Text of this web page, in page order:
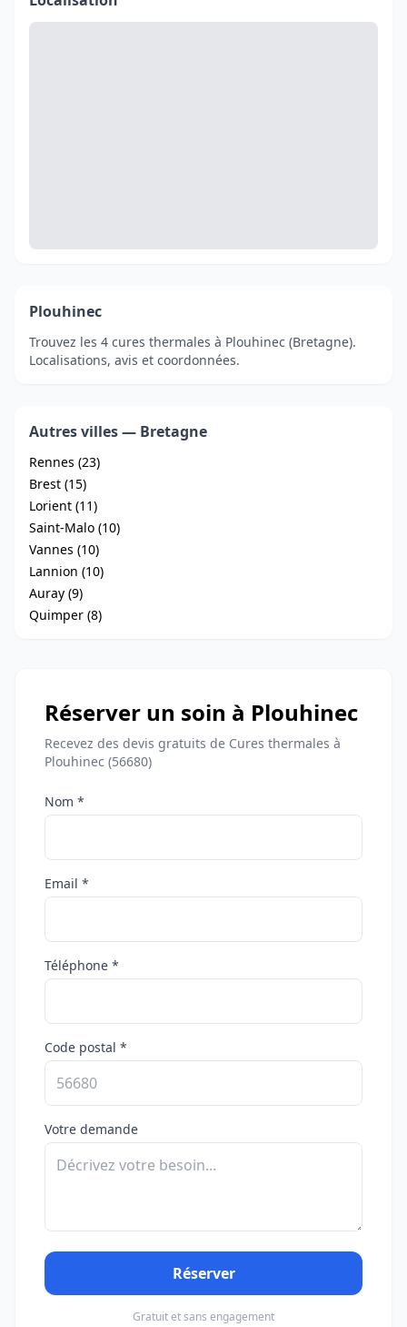
Plouhinec
Trouvez les 4 cures thermales à Plouhinec (Bretagne).
Localisations, avis et coordonnées.
Autres villes — Bretagne
Rennes (23)
Brest (15)
Lorient (11)
Saint-Malo (10)
Vannes (10)
Lannion (10)
Auray (9)
Quimper (8)
Réserver un soin à Plouhinec
Recevez des devis gratuits de Cures thermales à
Plouhinec (56680)
Nom *
Email *
Téléphone *
Code postal *
Votre demande
Réserver
Gratuit et sans engagement